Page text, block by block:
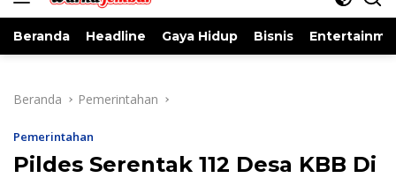
Beranda Headline Gaya Hidup Bisnis
Beranda Pemerintahan
Pemerintahan
Pildes Serentak 112 Desa KBB Di